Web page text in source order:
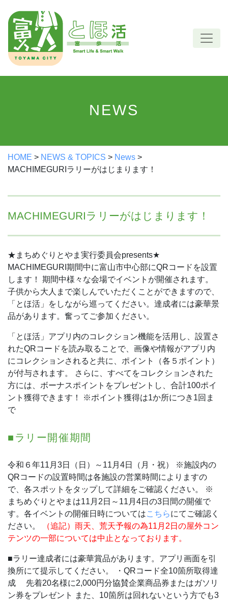
content
NEWS
HOME > NEWS & TOPICS > News >
MACHIMEGURIラリーがはじまります！
MACHIMEGURIラリーがはじまります！
★まちめぐりとやま実行委員会presents★
MACHIMEGURI期間中に富山市中心部にQRコードを設置
します！
期間中様々な会場でイベントが開催されます。
子供から大人まで楽しんでいただくことができますので、
「とほ活」をしながら巡ってください。達成者には豪華景
品があります。奮ってご参加ください。
「とほ活」アプリ内のコレクション機能を活用し、設置さ
れたQRコードを読み取ることで、画像や情報がアプリ内
にコレクションされると共に、ポイント（各５ポイント）
が付与されます。
さらに、すべてをコレクションされた
方には、ボーナスポイントをプレゼントし、合計100ポイ
ント獲得できます！
※ポイント獲得は1か所につき1回ま
で
■ラリー開催期間
令和６年11月3日（日）～11月4日（月・祝）
※施設内の
QRコードの設置時間は各施設の営業時間によりますの
で、各スポットをタップして詳細をご確認ください。
※
まちめぐりとやまは11月2日～11月4日の3日間の開催で
す。各イベントの開催日時についてはこちらにてご確認く
ださい。
（追記）雨天、荒天予報の為11月2日の屋外コン
テンツの一部については中止となっております。
■ラリー達成者には豪華賞品があります。アプリ画面を引
換所にて提示してください。
・QRコード全10箇所取得達
成 先着20名様に2,000円分協賛企業商品券またはガソリ
ン券をプレゼント
また、10箇所は回れないという方でも3